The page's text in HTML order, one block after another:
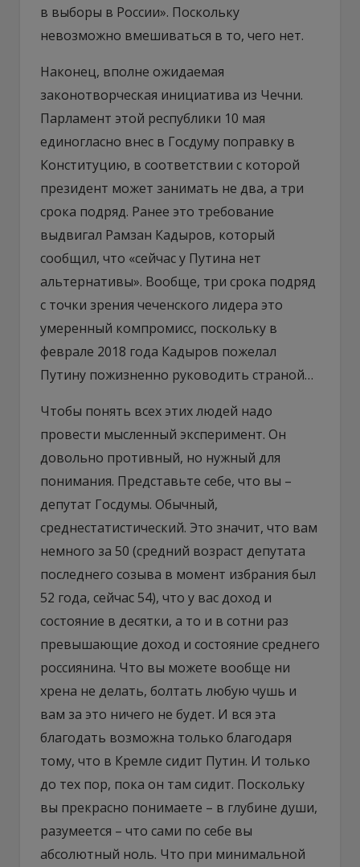
в выборы в России». Поскольку
невозможно вмешиваться в то, чего нет.
Наконец, вполне ожидаемая
законотворческая инициатива из Чечни.
Парламент этой республики 10 мая
единогласно внес в Госдуму поправку в
Конституцию, в соответствии с которой
президент может занимать не два, а три
срока подряд. Ранее это требование
выдвигал Рамзан Кадыров, который
сообщил, что «сейчас у Путина нет
альтернативы». Вообще, три срока подряд
с точки зрения чеченского лидера это
умеренный компромисс, поскольку в
феврале 2018 года Кадыров пожелал
Путину пожизненно руководить страной…
Чтобы понять всех этих людей надо
провести мысленный эксперимент. Он
довольно противный, но нужный для
понимания. Представьте себе, что вы –
депутат Госдумы. Обычный,
среднестатистический. Это значит, что вам
немного за 50 (средний возраст депутата
последнего созыва в момент избрания был
52 года, сейчас 54), что у вас доход и
состояние в десятки, а то и в сотни раз
превышающие доход и состояние среднего
россиянина. Что вы можете вообще ни
хрена не делать, болтать любую чушь и
вам за это ничего не будет. И вся эта
благодать возможна только благодаря
тому, что в Кремле сидит Путин. И только
до тех пор, пока он там сидит. Поскольку
вы прекрасно понимаете – в глубине души,
разумеется – что сами по себе вы
абсолютный ноль. Что при минимальной